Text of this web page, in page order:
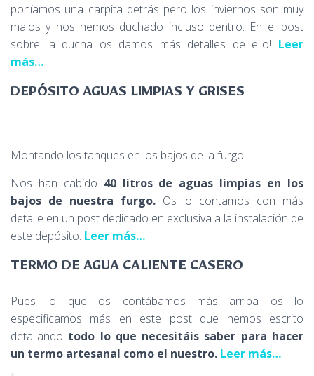
poníamos una carpita detrás pero los inviernos son muy
malos y nos hemos duchado incluso dentro. En el post
sobre la ducha os damos más detalles de ello! Leer
más…
DEPÓSITO AGUAS LIMPIAS Y GRISES
Montando los tanques en los bajos de la furgo
Nos han cabido 40 litros de aguas limpias en los
bajos de nuestra furgo.Os lo contamos con más
detalle en un post dedicado en exclusiva a la instalación de
este depósito. Leer más…
TERMO DE AGUA CALIENTE CASERO
Pues lo que os contábamos más arriba os lo
especificamos más en este post que hemos escrito
detallando todo lo que necesitáis saber para hacer
un termo artesanal como el nuestro. Leer más…